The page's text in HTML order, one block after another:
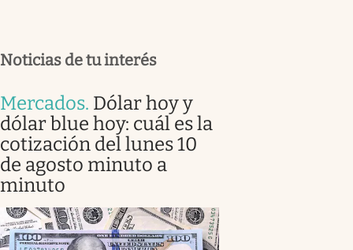
Noticias de tu interés
Mercados. Dólar hoy y
dólar blue hoy: cuál es la
cotización del lunes 10
de agosto minuto a
minuto